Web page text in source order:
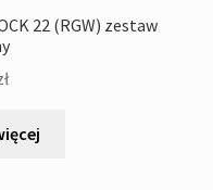
22 (RGW) zestaw